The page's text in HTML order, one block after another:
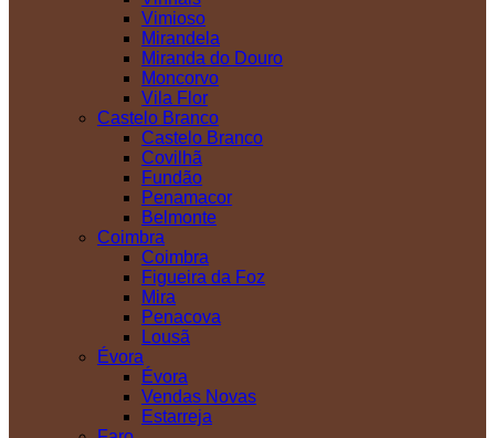
Vimioso
Mirandela
Miranda do Douro
Moncorvo
Vila Flor
Castelo Branco
Castelo Branco
Covilhã
Fundão
Penamacor
Belmonte
Coimbra
Coimbra
Figueira da Foz
Mira
Penacova
Lousã
Évora
Évora
Vendas Novas
Estarreja